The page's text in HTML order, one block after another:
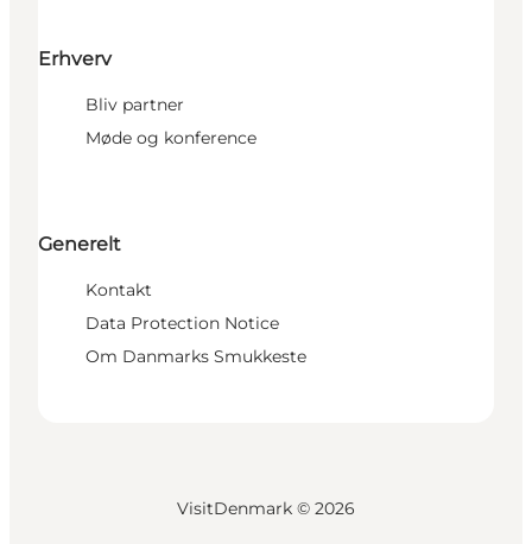
Erhverv
Bliv partner
Møde og konference
Generelt
Kontakt
Data Protection Notice
Om Danmarks Smukkeste
VisitDenmark © 2026